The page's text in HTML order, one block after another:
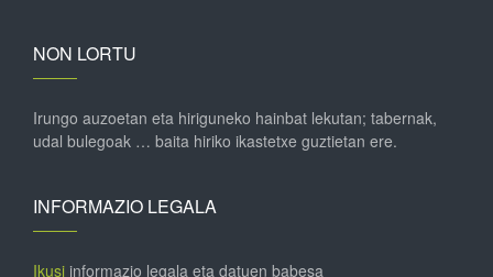
NON LORTU
Irungo auzoetan eta hiriguneko hainbat lekutan; tabernak,
udal bulegoak … baita hiriko ikastetxe guztietan ere.
INFORMAZIO LEGALA
Ikusi informazio legala eta datuen babesa